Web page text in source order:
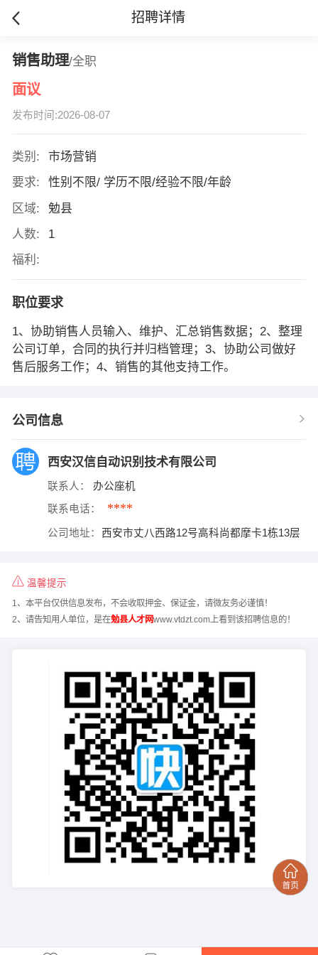
招聘详情
销售助理/全职
面议
发布时间:2026-08-07
类别:
市场营销
要求:
性别不限/ 学历不限/经验不限/年龄
区域:
勉县
人数:
1
福利:
职位要求
1、协助销售人员输入、维护、汇总销售数据；2、整理
公司订单，合同的执行并归档管理；3、协助公司做好
售后服务工作；4、销售的其他支持工作。
公司信息
西安汉信自动识别技术有限公司
联系人： 办公座机
联系电话： ****
公司地址： 西安市丈八西路12号高科尚都摩卡1栋13层
温馨提示
1、本平台仅供信息发布，不会收取押金、保证金，请微友务必谨慎！
2、请告知用人单位，是在勉县人才网www.vtdzt.com上看到该招聘信息的！